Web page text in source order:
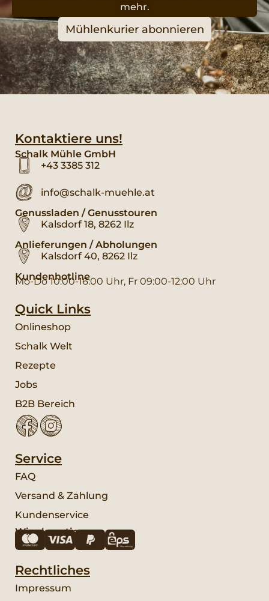
mehr.
Mühlenkurier abonnieren
Kontaktiere uns!
Schalk Mühle GmbH
+43 3385 312
info@schalk-muehle.at
Genussladen / Genusstouren
Kalsdorf 18, 8262 Ilz
Anlieferungen / Abholungen
Kalsdorf 40, 8262 Ilz
Kundenhotline
Mo-Do 10:00-16:00 Uhr, Fr 09:00-12:00 Uhr
Quick Links
Onlineshop
Schalk Welt
Rezepte
Jobs
B2B Bereich
Service
FAQ
Versand & Zahlung
Kundenservice
Wir akzeptieren:
Rechtliches
Impressum